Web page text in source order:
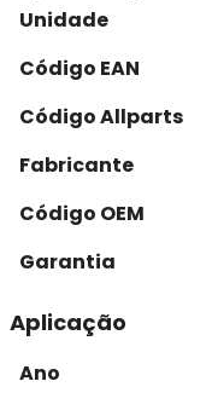
Unidade
Código EAN
Código Allparts
Fabricante
Código OEM
Garantia
Aplicação
Ano